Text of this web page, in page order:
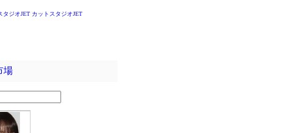
タジオJET カットスタジオJET
場